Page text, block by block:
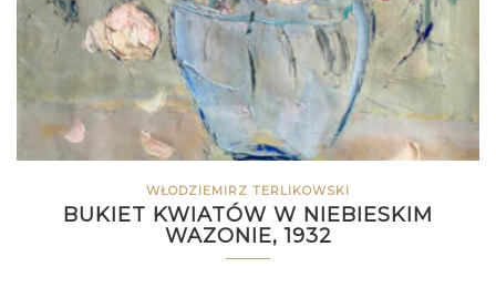
WŁODZIEMIRZ TERLIKOWSKI
BUKIET KWIATÓW W NIEBIESKIM
WAZONIE, 1932